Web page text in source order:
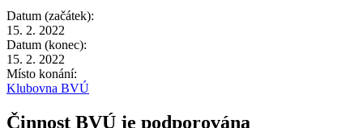
Datum (začátek):
15. 2. 2022
Datum (konec):
15. 2. 2022
Místo konání:
Klubovna BVÚ
Činnost BVÚ je podporována